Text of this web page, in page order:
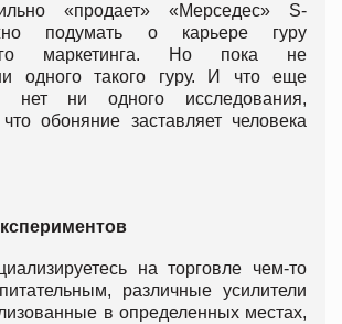
«продает» «Мерседес» S-
подумать о карьере гуру
маркетинга. Но пока не
одного такого гуру. И что еще
нет ни одного исследования,
обоняние заставляет человека
на торговле чем-то
различные усилители
в определенных местах,